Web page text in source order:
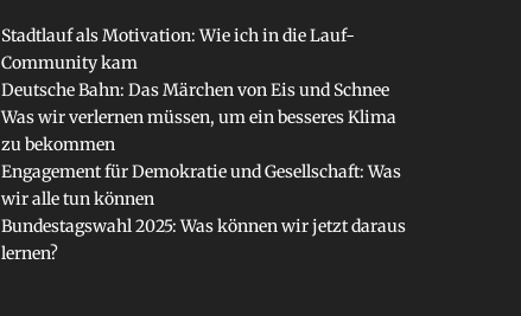
Stadtlauf als Motivation: Wie ich in die Lauf-
Community kam
Deutsche Bahn: Das Märchen von Eis und Schnee
Was wir verlernen müssen, um ein besseres Klima
zu bekommen
Engagement für Demokratie und Gesellschaft: Was
wir alle tun können
Bundestagswahl 2025: Was können wir jetzt daraus
lernen?